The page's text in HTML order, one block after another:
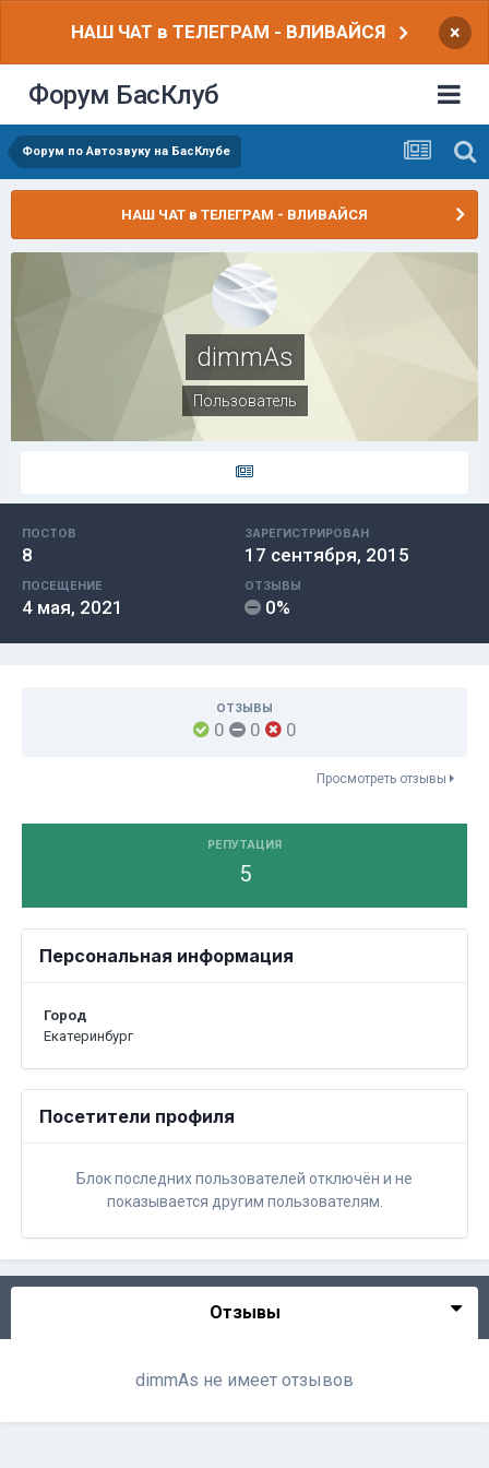
НАШ ЧАТ в ТЕЛЕГРАМ - ВЛИВАЙСЯ ×
Форум БасКлуб
Форум по Автозвуку на БасКлубе
НАШ ЧАТ в ТЕЛЕГРАМ - ВЛИВАЙСЯ
dimmAs
Пользователь
ПОСТОВ
8
ЗАРЕГИСТРИРОВАН
17 сентября, 2015
ПОСЕЩЕНИЕ
4 мая, 2021
ОТЗЫВЫ
0%
ОТЗЫВЫ
0 0 0
Просмотреть отзывы
РЕПУТАЦИЯ
5
Персональная информация
Город
Екатеринбург
Посетители профиля
Блок последних пользователей отключён и не
показывается другим пользователям.
Отзывы
dimmAs не имеет отзывов